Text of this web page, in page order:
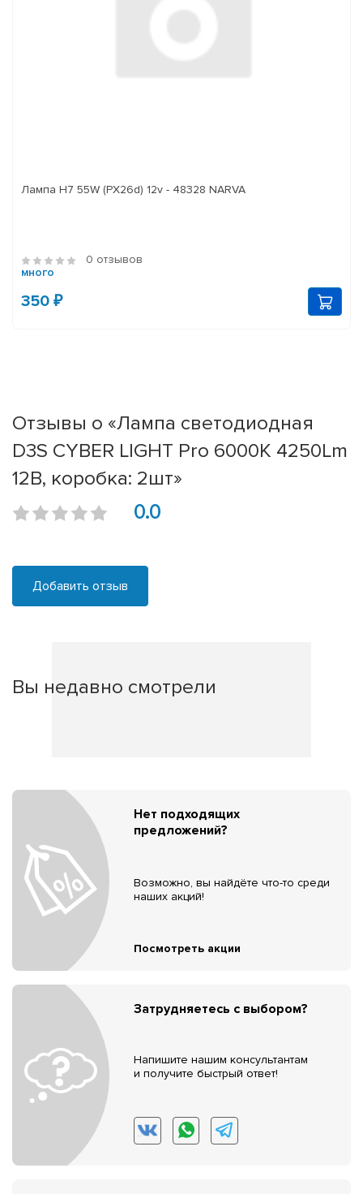
Лампа H7 55W (PX26d) 12v - 48328 NARVA
0 отзывов
много
350 ₽
Отзывы о «Лампа светодиодная
D3S CYBER LIGHT Pro 6000K 4250Lm
12В, коробка: 2шт»
0.0
Добавить отзыв
Вы недавно смотрели
Нет подходящих
предложений?
Возможно, вы найдёте что-то среди
наших акций!
Посмотреть акции
Затрудняетесь с выбором?
Напишите нашим консультантам
и получите быстрый ответ!